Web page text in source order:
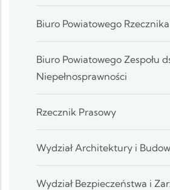
Biuro Powiatowego
Biuro Powiatowego Zespołu
Niepełnosprawności
Rzecznik Prasowy
Wydział Architektury i
Wydział Bezpieczeństwa i